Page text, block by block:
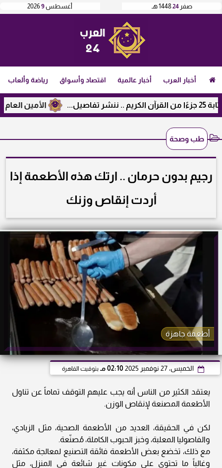
أغسطس9
2026 صفر 241448 هـ
أخبار العرب أخبار عالمية اقتصاد وأسواق رياضة وألعاب
الأمين العام
طب وصحة
رجيم بدون حرمان .. ارتك هذه الأطعمة إذا
أردت إنقاص وزنك
أطعمة جاهزة
الخميس، 27 نوفمبر 2025 02:10 مـ بتوقيت القاهرة
يعتقد الكثير من الناس أنه يجب عليهم التوقف تماماً عن تناول
الأطعمة المصنعة لإنقاص الوزن.
لكن في الحقيقة، العديد من الأطعمة الصحية، مثل الزبادي،
والفاصوليا المعلبة، وخبز الحبوب الكاملة، مُصنّعة.
مع ذلك، تخضع بعض الأطعمة فائقة التصنيع لمعالجة مكثفة،
وغالباً ما تحتوي على مكونات غير شائعة في المنزل، مثل